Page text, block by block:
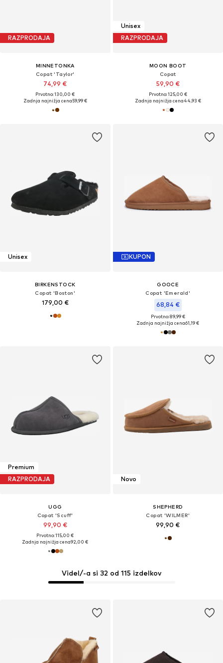
RAZPRODAJA
MINNETONKA
Copat 'Taylor'
74,99 €
Prvotno: 130,00 €
Zadnja najnižja cena59,99 €
Unisex
RAZPRODAJA
MOON BOOT
Copat
59,90 €
Prvotno: 125,00 €
Zadnja najnižja cena44,93 €
Unisex
BIRKENSTOCK
Copat 'Boston'
179,00 €
KUPON
GOOCE
Copat 'Emerald'
68,84 €
Prvotno: 89,99 €
Zadnja najnižja cena61,19 €
Premium
RAZPRODAJA
UGG
Copat 'Scuff'
99,90 €
Prvotno: 115,00 €
Zadnja najnižja cena92,00 €
Videl/-a si 32 od 115 izdelkov
Novo
SHEPHERD
Copat 'WILMER'
99,90 €